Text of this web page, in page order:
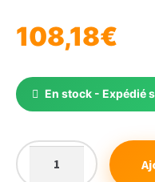
108,18€
En stock - Expédié
quantité